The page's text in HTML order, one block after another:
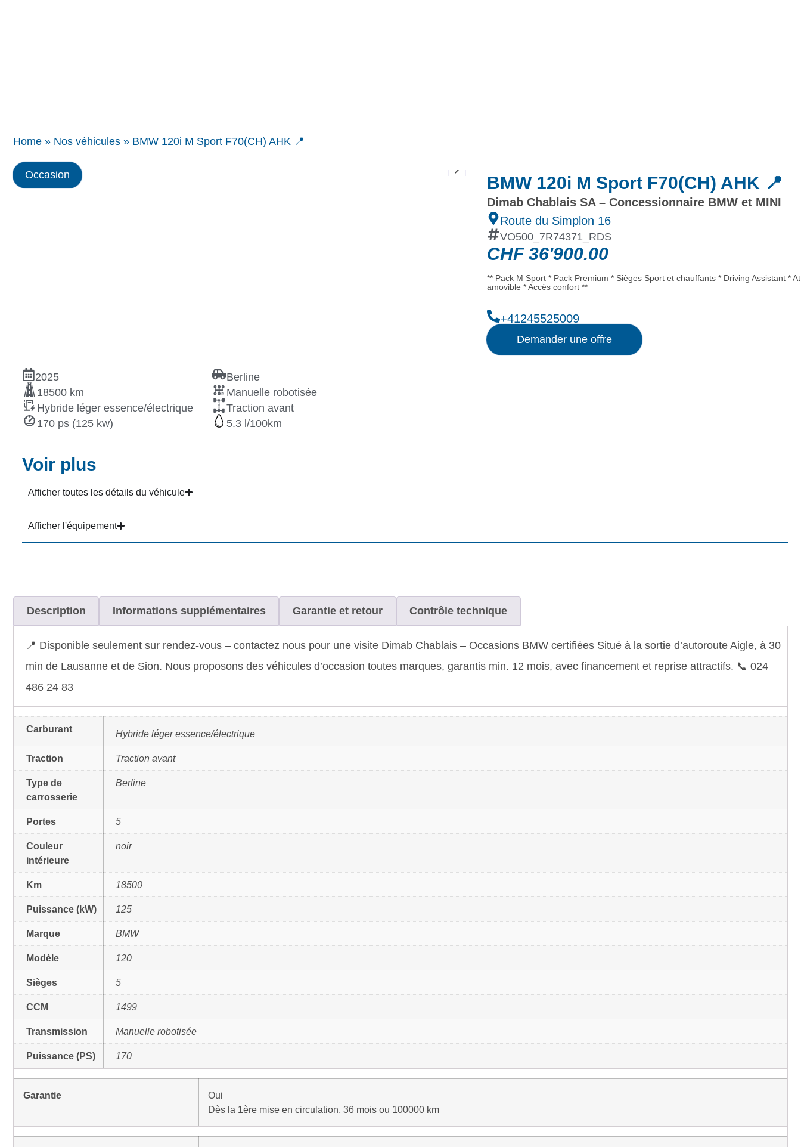
Home » Nos véhicules » BMW 120i M Sport F70(CH) AHK 📍
Occasion BMW 120i M Sport F70(CH) AHK 📍
Dimab Chablais SA – Concessionnaire BMW et MINI
Route du Simplon 16
VO500_7R74371_RDS
CHF36'900.00
** Pack M Sport * Pack Premium * Sièges Sport et chauffants * Driving Assistant *
amovible * Accès confort **
+41245525009
Demander une offre
2025
Berline
18500 km
Manuelle robotisée
Hybride léger essence/électrique
Traction avant
170 ps (125 kw)
5.3
Voir plus
Afficher toutes les détails du véhicule
Afficher l'équipement
Description Informations supplémentaires Garantie et retour Contrôle technique
📍 Disponible seulement sur rendez-vous – contactez nous pour une visite Dimab Chablais – Occasions BMW certifiées Situé à la sortie d’autoroute Aigle, à 30
min de Lausanne et de Sion. Nous proposons des véhicules d’occasion toutes marques, garantis min. 12 mois, avec financement et reprise attractifs. 📞 024
486 24 83
Carburant Hybride léger essence/électrique
Traction Traction avant
Type de
carrosserie
Berline
Portes 5
Couleur
intérieure
noir
Km 18500
Puissance (kW) 125
Marque BMW
Modèle 120
Sièges 5
CCM 1499
Transmission Manuelle robotisée
Puissance (PS) 170
Garantie
Oui
Dès la 1ère mise en circulation, 36 mois ou 100000 km